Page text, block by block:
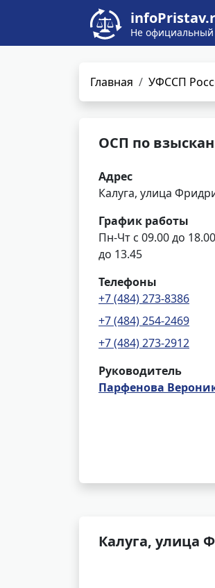
Не
Главная УФССП
ОСП по
Адрес
Калуга, улица
График работы
Пн-Чт с 09.00 до
до 13.45
Телефоны
+7 (484) 273-8386
+7 (484) 254-2469
+7 (484) 273-2912
Руководитель
Парфенова
Калуга, улица